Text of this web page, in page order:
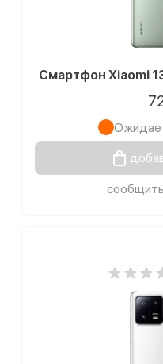
Смартфон Xiaomi